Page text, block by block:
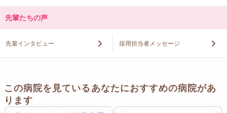
先輩たちの声
先輩インタビュー 採用担当者メッセージ
この病院を見ているあなたにおすすめの病院があ
ります